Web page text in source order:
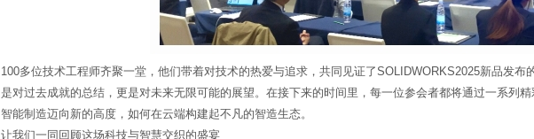
100多位技术工程师齐聚一堂，他们带着对技术的热爱与追求，共同见证了SOLIDWORKS2025新品发
是对过去成就的总结，更是对未来无限可能的展望。在接下来的时间里，每一位参会者都将通过一系列
智能制造迈向新的高度，如何在云端构建起不凡的智造生态。
让我们一同回顾这场科技与智慧交织的盛宴